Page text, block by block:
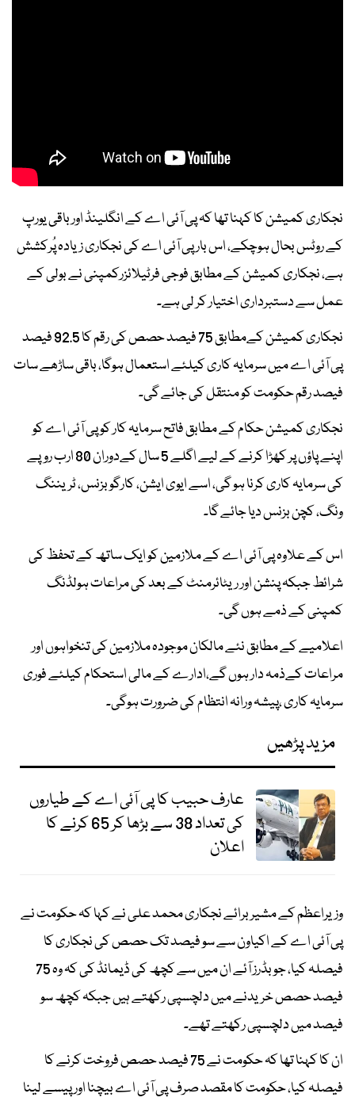
نجکاری کمیشن کا کہنا تھا کہ پی آئی اے کے انگلینڈ اور باقی یورپ
کے روٹس بحال ہوچکے، اس بار پی آئی اے کی نجکاری زیادہ پُرکشش
ہے، نجکاری کمیشن کے مطابق فوجی فرٹیلائزرکمپنی نے بولی کے
عمل سے دستبرداری اختیار کر لی ہے۔
نجکاری کمیشن کےمطابق 75 فیصد حصص کی رقم کا 92.5 فیصد
پی آئی اے میں سرمایہ کاری کیلئے استعمال ہوگا، باقی ساڑھے سات
فیصد رقم حکومت کو منتقل کی جائے گی۔
نجکاری کمیشن حکام کے مطابق فاتح سرمایہ کار کو پی آئی اے کو
اپنے پاؤں پر کھڑا کرنے کے لیے اگلے 5 سال کےدوران 80 ارب روپے
کی سرمایہ کاری کرنا ہو گی، اسے ایوی ایشن، کارگو بزنس، ٹریننگ
ونگ، کچن بزنس دیا جائے گا۔
اس کے علاوہ پی آئی اے کے ملازمین کو ایک ساتھ کے تحفظ کی
شرائط جبکہ پنشن اور ریٹائرمنٹ کے بعد کی مراعات ہولڈنگ
کمپنی کے ذمے ہوں گی۔
اعلامیے کے مطابق نئے مالکان موجودہ ملازمین کی تنخواہوں اور
مراعات کےذمہ دار ہوں گے،ادارے کے مالی استحکام کیلئے فوری
سرمایہ کاری ،پیشہ ورانہ انتظام کی ضرورت ہوگی۔
مزید پڑھیں
عارف حبیب کا پی آئی اے کے طیاروں
کی تعداد 38 سے بڑھا کر 65 کرنے کا
اعلان
وزیراعظم کے مشیر برائے نجکاری محمد علی نے کہا کہ حکومت نے
پی آئی اے کے اکیاون سے سو فیصد تک حصص کی نجکاری کا
فیصلہ کیا، جو بڈرز آئے ان میں سے کچھ کی ڈیمانڈ کی کہ وہ 75
فیصد حصص خریدنے میں دلچسپی رکھتے ہیں جبکہ کچھ سو
فیصد میں دلچسپی رکھتے تھے۔
ان کا کہنا تھا کہ حکومت نے 75 فیصد حصص فروخت کرنے کا
فیصلہ کیا، حکومت کا مقصد صرف پی آئی اے بیچنا اور پیسے لینا